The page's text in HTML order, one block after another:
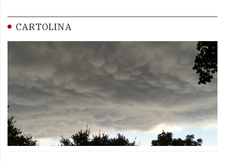
CARTOLINA